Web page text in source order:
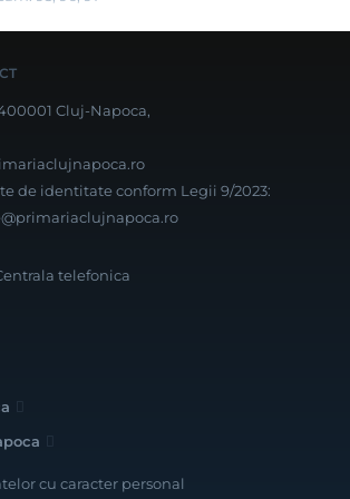
Cluj-Napoca,
de identitate conform Legii 9/2023:
telefonica
cu caracter personal